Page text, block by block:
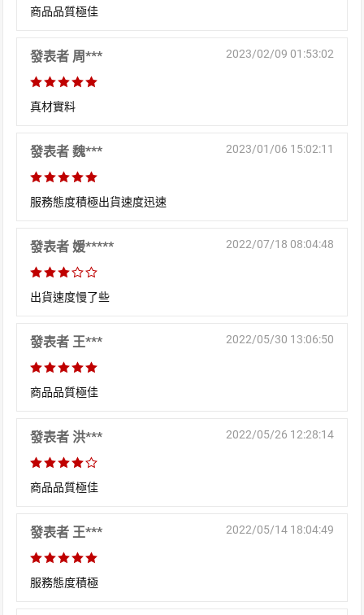
商品品質極佳
發表者 周*** 2023/02/09 01:53:02
真材實料
發表者 魏*** 2023/01/06 15:02:11
服務態度積極出貨速度迅速
發表者 媛***** 2022/07/18 08:04:48
出貨速度慢了些
發表者 王*** 2022/05/30 13:06:50
商品品質極佳
發表者 洪*** 2022/05/26 12:28:14
商品品質極佳
發表者 王*** 2022/05/14 18:04:49
服務態度積極